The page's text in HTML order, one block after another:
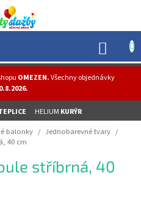
OMEZEN.Všechny objednávky
HELIUM KURÝR
balonky / Jednobarevné tvary /
40 cm
stříbrná, 40